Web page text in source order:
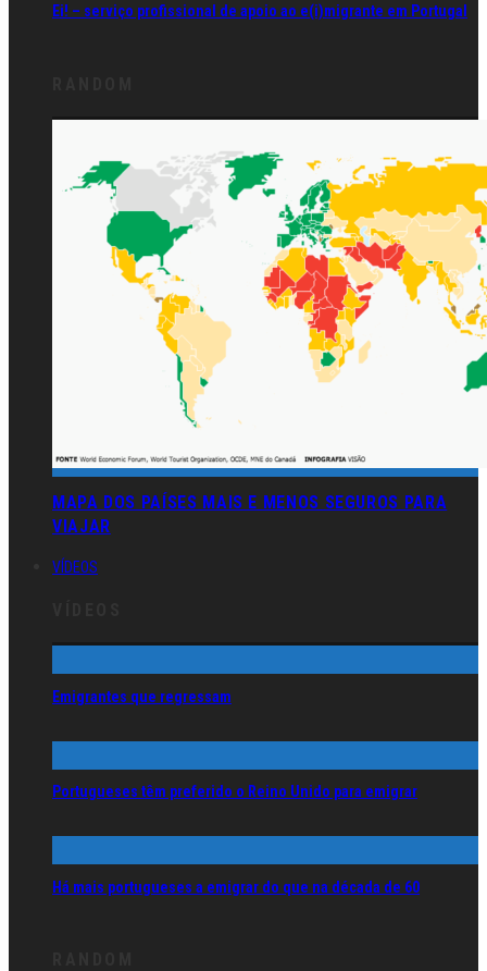
Ei! – serviço profissional de apoio ao e(i)migrante em Portugal
MAPA DOS PAÍSES MAIS E MENOS SEGUROS PARA
VIAJAR
VÍDEOS
Emigrantes que regressam
Portugueses têm preferido o Reino Unido para emigrar
Há mais portugueses a emigrar do que na década de 60